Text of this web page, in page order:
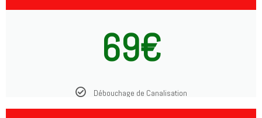
69€
Débouchage de Canalisation